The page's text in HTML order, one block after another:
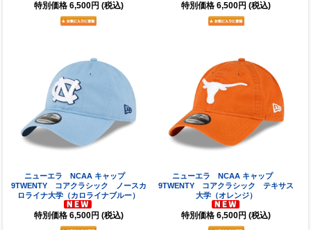
特別価格 6,500円 (税込) 特別価格 6,500円 (税込)
ニューエラ NCAA キャップ
9TWENTY コアクラシック ノースカ
ロライナ大学（カロライナブルー）
特別価格 6,500円 (税込)
ニューエラ NCAA キャップ
9TWENTY コアクラシック テキサス
大学（オレンジ）
特別価格 6,500円 (税込)